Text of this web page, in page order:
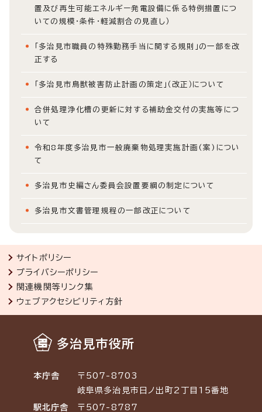
置及び再生可能エネルギー発電設備に係る特例措置につ
いての規模・条件・軽減割合の見直し）
「多治見市職員の特殊勤務手当に関する規則」の一部を改
正する
「多治見市鳥獣被害防止計画の策定」（改正）について
合併処理浄化槽の更新に対する補助金交付の実施等につ
いて
令和8年度多治見市一般廃棄物処理実施計画(案)につい
て
多治見市史編さん委員会設置要綱の制定について
多治見市文書管理規程の一部改正について
サイトポリシー
プライバシーポリシー
関連機関等リンク集
ウェブアクセシビリティ方針
多治見市役所
本庁舎
〒507-8703
岐阜県多治見市日ノ出町2丁目15番地
駅北庁舎
〒507-8787